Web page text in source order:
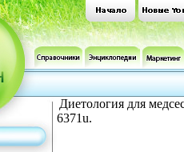
Диетология для
6371u.